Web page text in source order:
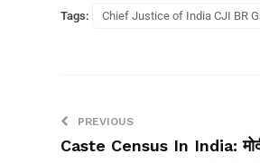
Tags: Chief Justice of India CJI BR
PREVIOUS
Caste Census In India: